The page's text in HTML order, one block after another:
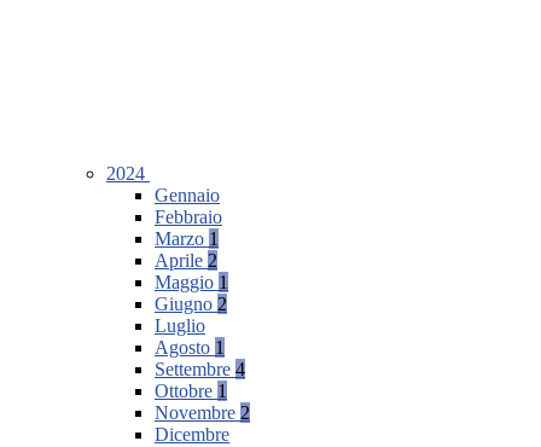
2024
Gennaio
Febbraio
Marzo 1
Aprile 2
Maggio 1
Giugno 2
Luglio
Agosto 1
Settembre 4
Ottobre 1
Novembre 2
Dicembre